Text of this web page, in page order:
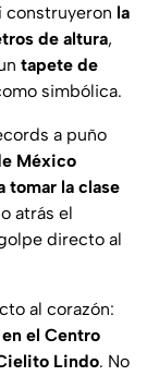
construyeron la
de altura,
tapete de
simbólica.
a puño
México
tomar la clase
atrás el
directo al
al corazón:
el Centro
Lindo. No